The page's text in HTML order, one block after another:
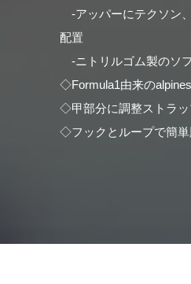
-アッパーにテクソン
配置
-ニトリルゴム製のソ
◇Formula1由来の
◇甲部分に調整ストラッ
◇フックとループで簡